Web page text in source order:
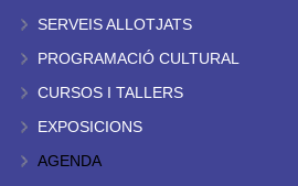
SERVEIS ALLOTJATS
PROGRAMACIÓ CULTURAL
CURSOS I TALLERS
EXPOSICIONS
AGENDA